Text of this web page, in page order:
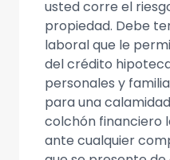
usted corre el
propiedad. Debe
laboral que le
del crédito
personales y
para una
colchón financiero
ante cualquier